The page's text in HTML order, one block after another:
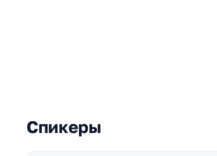
Спикеры